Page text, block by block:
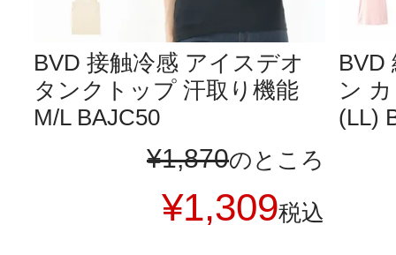
BVD 接触冷感 アイスデオ
タンクトップ 汗取り機能
M/L BAJC50
¥1,870のところ
¥1,309税込
BVD
ン
(LL)